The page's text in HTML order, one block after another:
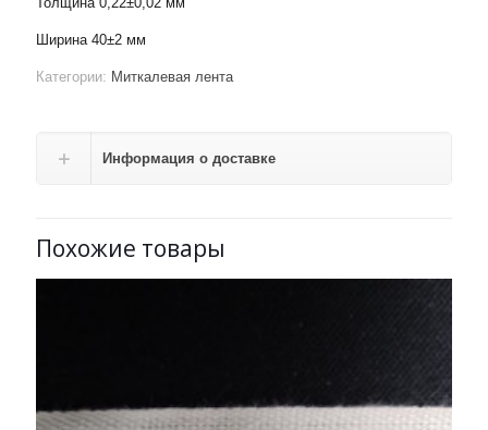
Ширина 40±2 мм
Категории: Миткалевая лента
Информация о доставке
Похожие товары